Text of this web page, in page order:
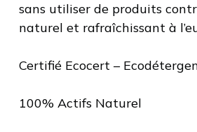
sans utiliser de produits
naturel et rafraîchissant à
Certifié Ecocert –
100% Actifs Naturel